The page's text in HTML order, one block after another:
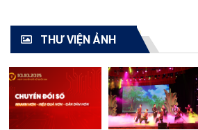
THƯ VIỆN ẢNH